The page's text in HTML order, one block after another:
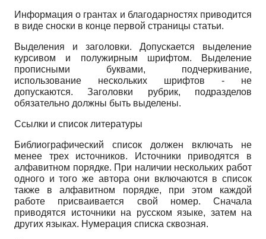
Информация о грантах и благодарностях приводится
в виде сноски в конце первой страницы статьи.
Выделения и заголовки. Допускается выделение
курсивом и полужирным шрифтом. Выделение
прописными буквами, подчеркивание,
использование нескольких шрифтов - не
допускаются. Заголовки рубрик, подразделов
обязательно должны быть выделены.
Ссылки и список литературы
Библиографический список должен включать не
менее трех источников. Источники приводятся в
алфавитном порядке. При наличии нескольких работ
одного и того же автора они включаются в список
также в алфавитном порядке, при этом каждой
работе присваивается свой номер. Сначала
приводятся источники на русском языке, затем на
других языках. Нумерация списка сквозная.